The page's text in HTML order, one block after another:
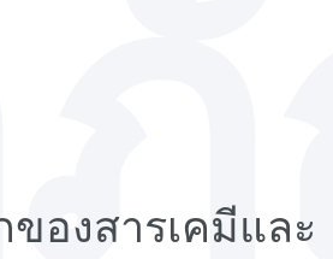
องสารเคมีและ